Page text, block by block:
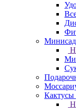
Кактусы